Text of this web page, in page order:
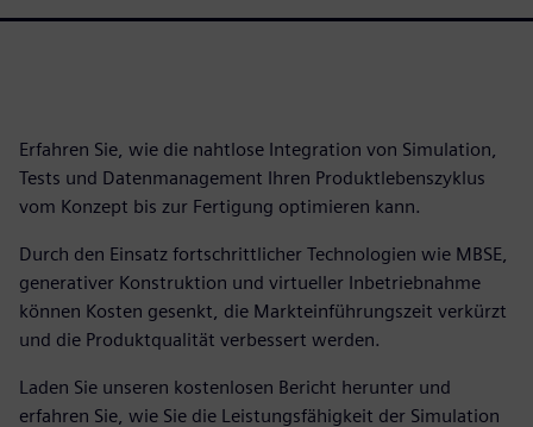
Erfahren Sie, wie die nahtlose Integration von Simulation,
Tests und Datenmanagement Ihren Produktlebenszyklus
vom Konzept bis zur Fertigung optimieren kann.
Durch den Einsatz fortschrittlicher Technologien wie MBSE,
generativer Konstruktion und virtueller Inbetriebnahme
können Kosten gesenkt, die Markteinführungszeit verkürzt
und die Produktqualität verbessert werden.
Laden Sie unseren kostenlosen Bericht herunter und
erfahren Sie, wie Sie die Leistungsfähigkeit der Simulation